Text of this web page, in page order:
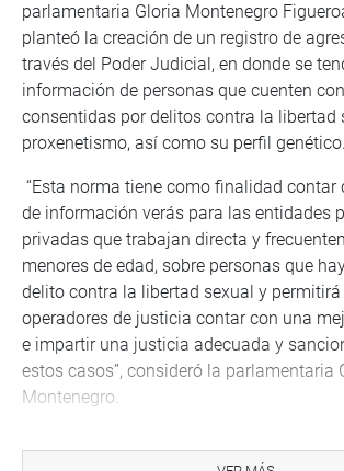
parlamentaria Gloria Montenegro
planteó la creación de un registro de
través del Poder Judicial, en donde se
información de personas que cuenten
consentidas por delitos contra la libertad
proxenetismo, así como su perfil genético.
“Esta norma tiene como finalidad contar
de información verás para las entidades
privadas que trabajan directa y
menores de edad, sobre personas que
delito contra la libertad sexual y
operadores de justicia contar con una
e impartir una justicia adecuada y
estos casos”, consideró la parlamentaria
Montenegro.